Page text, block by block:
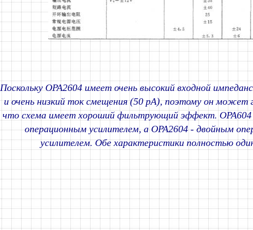
Поскольку OPA2604 имеет очень высокий входной
и очень низкий ток смещения (50 pA), поэтому он может
что схема имеет хороший фильтрующий эффект. OPA604
операционным усилителем, а OPA2604 - двойным
усилителем. Обе характеристики полностью